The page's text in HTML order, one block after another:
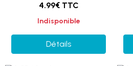
4.99€ TTC
Indisponible
Détails